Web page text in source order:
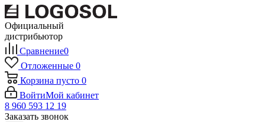
Официальный
дистрибьютор
Сравнение0
Отложенные 0
Корзина пусто 0
ВойтиМой кабинет
8 960 593 12 19
Заказать звонок